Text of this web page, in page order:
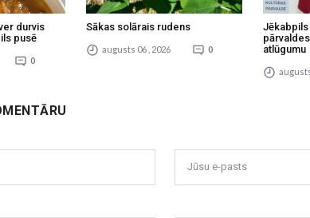
durvis
pusē
0
Sākas solārais rudens
augusts 06 , 2026 0
atlūgumu
Jūsu e-pasts